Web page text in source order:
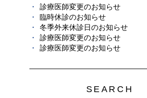
診療医師変更のお知らせ
臨時休診のお知らせ
冬季外来休診日のお知らせ
診療医師変更のお知らせ
診療医師変更のお知らせ
SEARCH